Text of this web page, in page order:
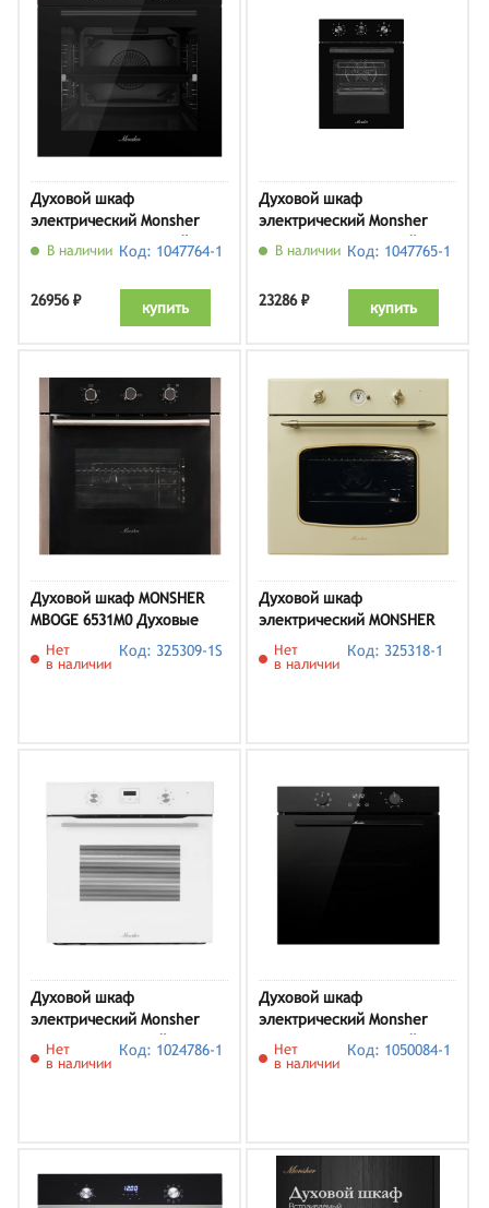
Духовой шкаф
электрический Monsher
MOE 6008 Noir, черный
В наличии Код: 1047764-1
26956 ₽ купить
Духовой шкаф
электрический Monsher
MOE 4563 Noir, черный
В наличии Код: 1047765-1
23286 ₽ купить
Духовой шкаф MONSHER
MBOGE 6531M0 Духовые
шкафы
Нет
в наличии
Код: 325309-1S
Духовой шкаф
электрический MONSHER
MBO 65M90M3 DB IV,
бежевый
Нет
в наличии
Код: 325318-1
Духовой шкаф
электрический Monsher
MOE 6183 W, белый
Нет
в наличии
Код: 1024786-1
Духовой шкаф
электрический Monsher
MOE 6025 Noir, черный
Нет
в наличии
Код: 1050084-1